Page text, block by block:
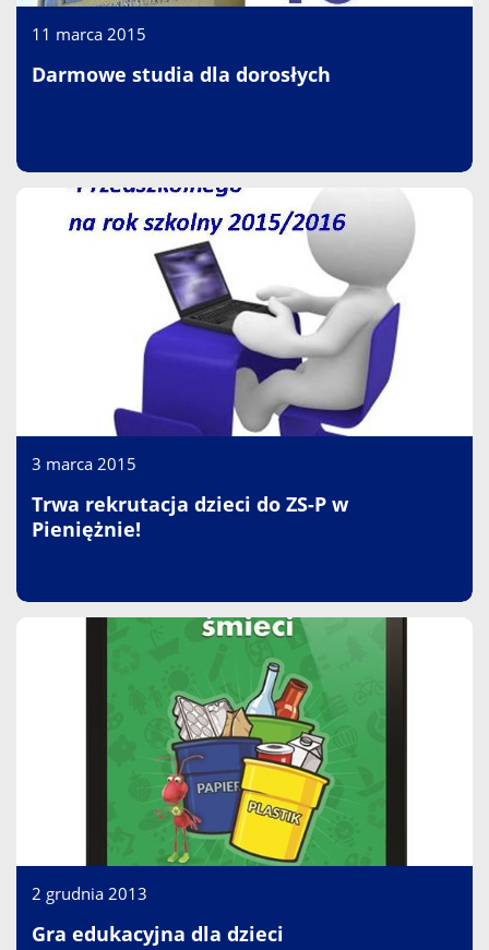
11 marca 2015
Darmowe studia dla dorosłych
3 marca 2015
Trwa rekrutacja dzieci do ZS-P w
Pieniężnie!
2 grudnia 2013
Gra edukacyjna dla dzieci